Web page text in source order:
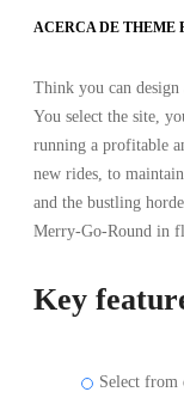
ACERCA DE THEME
Think you can design
You select the site,
running a profitable
new rides, to
and the bustling
Merry-Go-Round in
Key
Select from